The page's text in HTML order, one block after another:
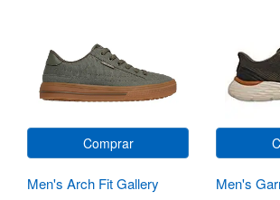
Comprar
Men's Arch Fit Gallery Men's